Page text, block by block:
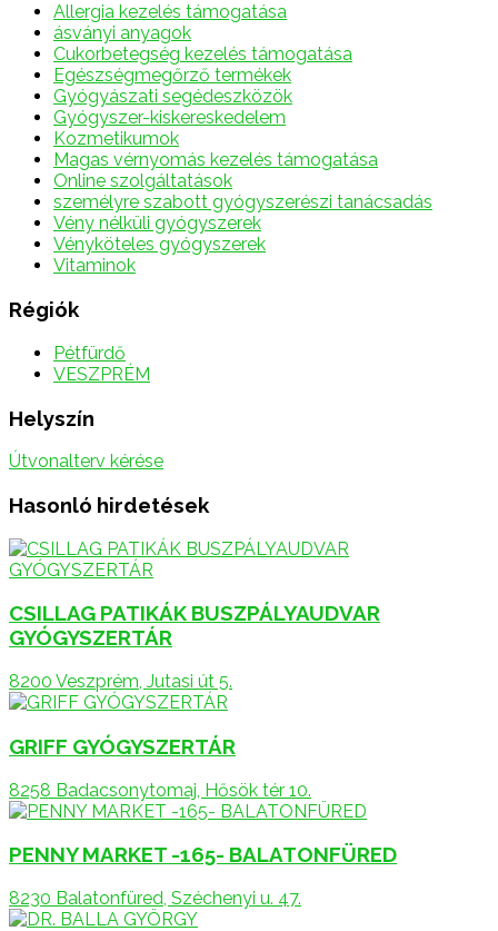
Allergia kezelés támogatása
ásványi anyagok
Cukorbetegség kezelés támogatása
Egészségmegőrző termékek
Gyógyászati segédeszközök
Gyógyszer-kiskereskedelem
Kozmetikumok
Magas vérnyomás kezelés támogatása
Online szolgáltatások
személyre szabott gyógyszerészi tanácsadás
Vény nélküli gyógyszerek
Vényköteles gyógyszerek
Vitaminok
Régiók
Pétfürdő
VESZPRÉM
Helyszín
Útvonalterv kérése
Hasonló hirdetések
CSILLAG PATIKÁK BUSZPÁLYAUDVAR
GYÓGYSZERTÁR
8200 Veszprém, Jutasi út 5.
GRIFF GYÓGYSZERTÁR
8258 Badacsonytomaj, Hősök tér 10.
PENNY MARKET -165- BALATONFÜRED
8230 Balatonfüred, Széchenyi u. 47.